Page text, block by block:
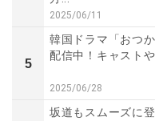
2025/06/11
5
韓国ドラマ「おつ
配信中！キャスト
2025/06/28
坂道もスムーズに